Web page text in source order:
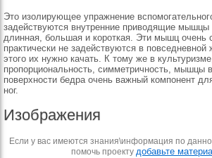
Это изолирующее упражнение
задействуются внутренние приводящие мышцы
длинная, большая и короткая. Эти мышц очень
практически не задействуются в повседневной
этого их нужно качать. К тому же в
пропорциональность, симметричность, мышцы
поверхности бедра очень важный компонент
ног.
Изображения
Если у вас имеются знания\информация по
помочь проекту добавьте